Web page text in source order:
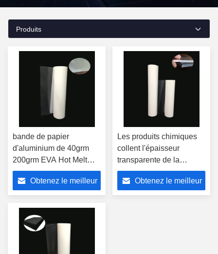
Produits
bande de papier
d'aluminium de 40grm
200grm EVA Hot Melt
Adhesive Film avec le
papier de libération
Obtenez le meilleur
Les produits chimiques
collent l'épaisseur
transparente de la
largeur dégrossie par
double 0.03mm du film
adhésif 1cm de tissu
Obtenez le meilleur